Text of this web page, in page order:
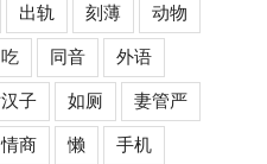
出轨 刻薄 动物
吃 同音 外语
子 如厕 妻管严
情商 懒 手机